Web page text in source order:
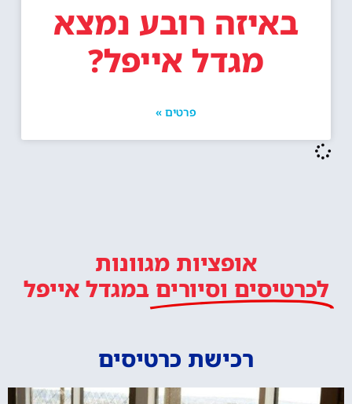
באיזה רובע נמצא
מגדל אייפל?
פרטים »
אופציות מגוונות
לכרטיסים וסיורים במגדל אייפל
רכישת כרטיסים